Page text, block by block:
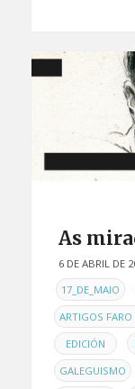
As
6 DE ABRIL DE
EN17_DE_MAIO ,
ARTIGOS FARO
EDICIÓN ,
GALEGUISMO ,